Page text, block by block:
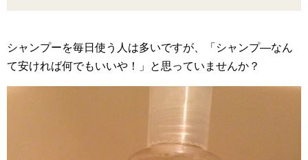
シャンプーを毎日使う人は多いですが、「シャンプ―なん
て安ければ何でもいいや！」と思っていませんか？